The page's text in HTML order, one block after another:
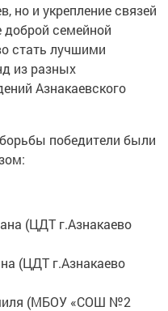
но и укрепление связей
семейной
стать лучшими
из разных
Азнакаевского
победители были
(ЦДТ г.Азнакаево
(ЦДТ г.Азнакаево
(МБОУ «СОШ №2